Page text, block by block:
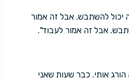
יכול להשתבש. אבל זה אמור
אבל זה אמור לעבוד".
אותי. כבר שעות שאני